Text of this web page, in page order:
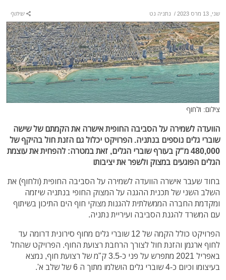
שני, 13 מרס 2023 / נתניה נט שיתוף
צילום: ולחוף
הוועדה לשמירה על הסביבה החופית אישרה את הקמתם של שישה
שוברי גלים נוספים בנתניה. הפרויקט יכלול גם הזנת חול בהיקף של
480,000 מ"ק בעורף שוברי הגלים, זאת במטרה: להפחית את עוצמת
הגלים הפוגעים במצוק ולשפר את יציבותו
בחוד שעבר אישרה הוועדה לשמירה על הסביבה החופית (ולחוף) את
השלב השני של תכנית ההגנה על המצוק החופי בנתניה שיזמה
ומקדמת החברה הממשלתית להגנות מצוקי חוף הים התיכון בשיתוף
עם המשרד להגנת הסביבה ועיריית נתניה.
הפרויקט כולל הקמה של 12 שוברי גלים מחוף סירונית דרומה עד
לחוף ארגמן והזנת חול לצורך הרחבת רצועת החוף. הפרויקט שהחל
באפריל 2021 מתפרש על פני כ-3.5 ק"מ של רצועת חוף, נמצא
בעיצומו וכיום כ-4 שוברי גלים הושלמו מתוך ה 6 של שלב א'.